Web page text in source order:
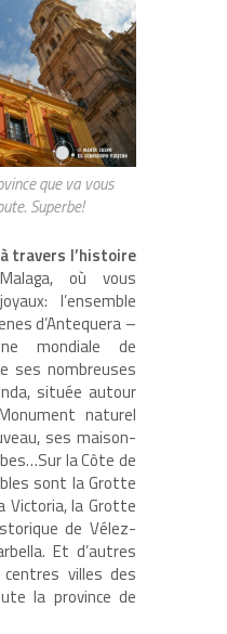
que va vous
Superbe!
travers l’histoire
où vous
l’ensemble
d’Antequera –
mondiale de
ses nombreuses
située autour
naturel
ses maison-
la Côte de
sont la Grotte
Victoria, la Grotte
de Vélez-
Et d’autres
villes des
la province de